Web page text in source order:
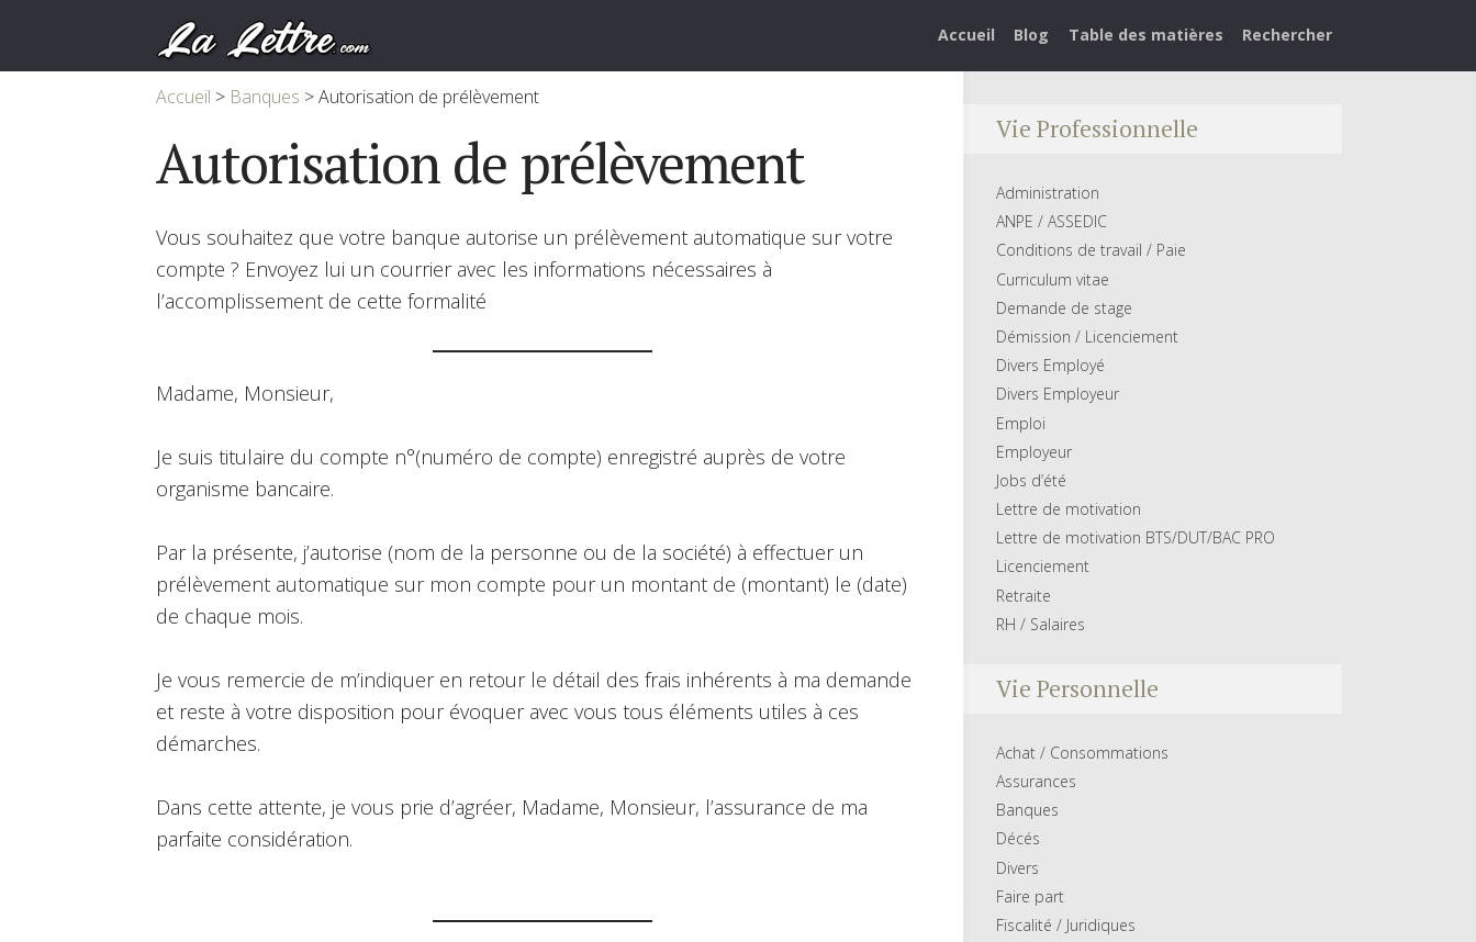
Accueil Blog Table des matières Rechercher
Accueil > Banques >Autorisation de prélèvement
Autorisation de prélèvement
Vous souhaitez que votre banque autorise un prélèvement automatique sur votre
compte ? Envoyez lui un courrier avec les informations nécessaires à
l’accomplissement de cette formalité
Madame, Monsieur,
Je suis titulaire du compte n°(numéro de compte) enregistré auprès de votre
organisme bancaire.
Par la présente, j’autorise (nom de la personne ou de la société) à effectuer un
prélèvement automatique sur mon compte pour un montant de (montant) le (date)
de chaque mois.
Je vous remercie de m’indiquer en retour le détail des frais inhérents à ma demande
et reste à votre disposition pour évoquer avec vous tous éléments utiles à ces
démarches.
Dans cette attente, je vous prie d’agréer, Madame, Monsieur, l’assurance de ma
parfaite considération.
Vie Professionnelle
Administration
ANPE / ASSEDIC
Conditions de travail / Paie
Curriculum vitae
Demande de stage
Démission / Licenciement
Divers Employé
Divers Employeur
Emploi
Employeur
Jobs d’été
Lettre de motivation
Lettre de motivation BTS/DUT/BAC PRO
Licenciement
Retraite
RH / Salaires
Vie Personnelle
Achat / Consommations
Assurances
Banques
Décés
Divers
Faire part
Fiscalité / Juridiques